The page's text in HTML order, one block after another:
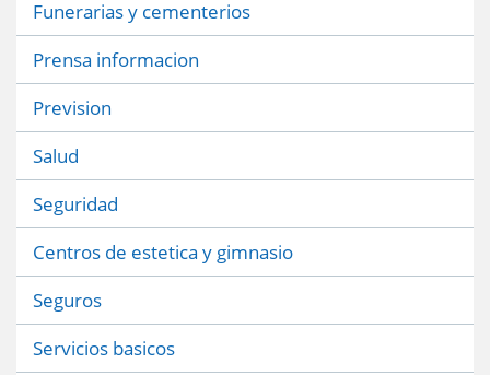
Funerarias y cementerios
Prensa informacion
Prevision
Salud
Seguridad
Centros de estetica y gimnasio
Seguros
Servicios basicos